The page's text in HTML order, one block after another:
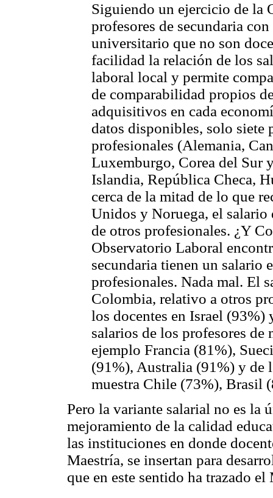
Siguiendo un ejercicio de la
profesores de secundaria
universitario que no son
facilidad la relación de los
laboral local y permite
de comparabilidad propios
adquisitivos en cada
datos disponibles, solo siete
profesionales (Alemania,
Luxemburgo, Corea del Sur
Islandia, República Checa,
cerca de la mitad de lo que
Unidos y Noruega, el salario
de otros profesionales. ¿Y
Observatorio Laboral
secundaria tienen un salario
profesionales. Nada mal. El
Colombia, relativo a otros
los docentes en Israel
salarios de los profesores de
ejemplo Francia (81%),
(91%), Australia (91%) y de
muestra Chile (73%), Brasil
Pero la variante salarial no es la
mejoramiento de la calidad
las instituciones en donde
Maestría, se insertan para
que en este sentido ha trazado